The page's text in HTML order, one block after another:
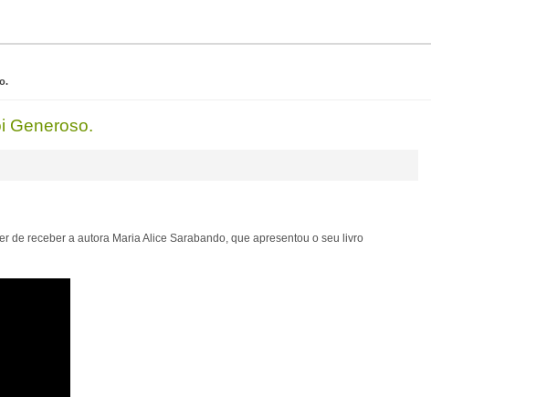
Generoso.
de receber a autora Maria Alice Sarabando, que apresentou o seu livro